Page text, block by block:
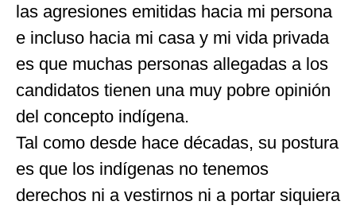
las agresiones emitidas hacia mi persona
e incluso hacia mi casa y mi vida privada
es que muchas personas allegadas a los
candidatos tienen una muy pobre opinión
del concepto indígena.
Tal como desde hace décadas, su postura
es que los indígenas no tenemos
derechos ni a vestirnos ni a portar siquiera